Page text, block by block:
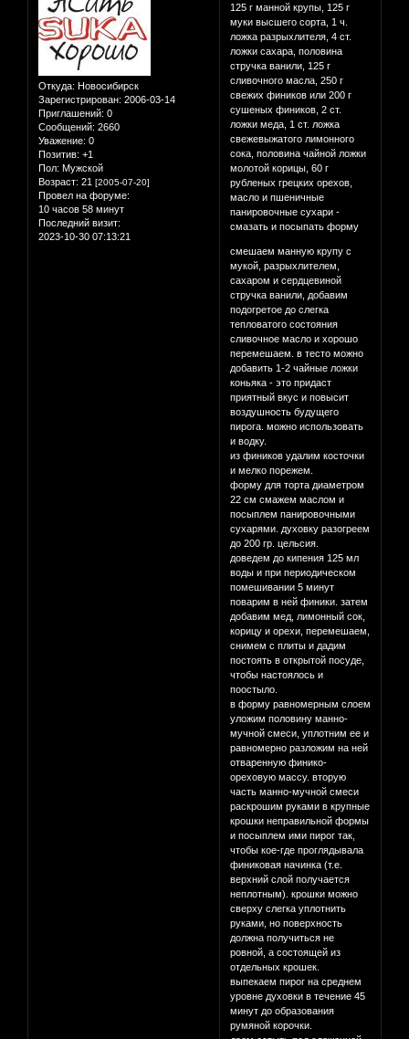
Откуда: Новосибирск
Зарегистрирован: 2006-03-14
Приглашений: 0
Сообщений: 2660
Уважение: 0
Позитив: +1
Пол: Мужской
Возраст: 21 [2005-07-20]
Провел на форуме:
10 часов 58 минут
Последний визит:
2023-10-30 07:13:21
125 г манной крупы, 125 г
муки высшего сорта, 1 ч.
ложка разрыхлителя, 4 ст.
ложки сахара, половина
стручка ванили, 125 г
сливочного масла, 250 г
свежих фиников или 200 г
сушеных фиников, 2 ст.
ложки меда, 1 ст. ложка
свежевыжатого лимонного
сока, половина чайной ложки
молотой корицы, 60 г
рубленых грецких орехов,
масло и пшеничные
панировочные сухари -
смазать и посыпать форму
смешаем манную крупу с
мукой, разрыхлителем,
сахаром и сердцевиной
стручка ванили, добавим
подогретое до слегка
тепловатого состояния
сливочное масло и хорошо
перемешаем. в тесто можно
добавить 1-2 чайные ложки
коньяка - это придаст
приятный вкус и повысит
воздушность будущего
пирога. можно использовать
и водку.
из фиников удалим косточки
и мелко порежем.
форму для торта диаметром
22 см смажем маслом и
посыплем панировочными
сухарями. духовку разогреем
до 200 гр. цельсия.
доведем до кипения 125 мл
воды и при периодическом
помешивании 5 минут
поварим в ней финики. затем
добавим мед, лимонный сок,
корицу и орехи, перемешаем,
снимем с плиты и дадим
постоять в открытой посуде,
чтобы настоялось и
поостыло.
в форму равномерным слоем
уложим половину манно-
мучной смеси, уплотним ее и
равномерно разложим на ней
отваренную финико-
ореховую массу. вторую
часть манно-мучной смеси
раскрошим руками в крупные
крошки неправильной формы
и посыплем ими пирог так,
чтобы кое-где проглядывала
финиковая начинка (т.е.
верхний слой получается
неплотным). крошки можно
сверху слегка уплотнить
руками, но поверхность
должна получиться не
ровной, а состоящей из
отдельных крошек.
выпекаем пирог на среднем
уровне духовки в течение 45
минут до образования
румяной корочки.